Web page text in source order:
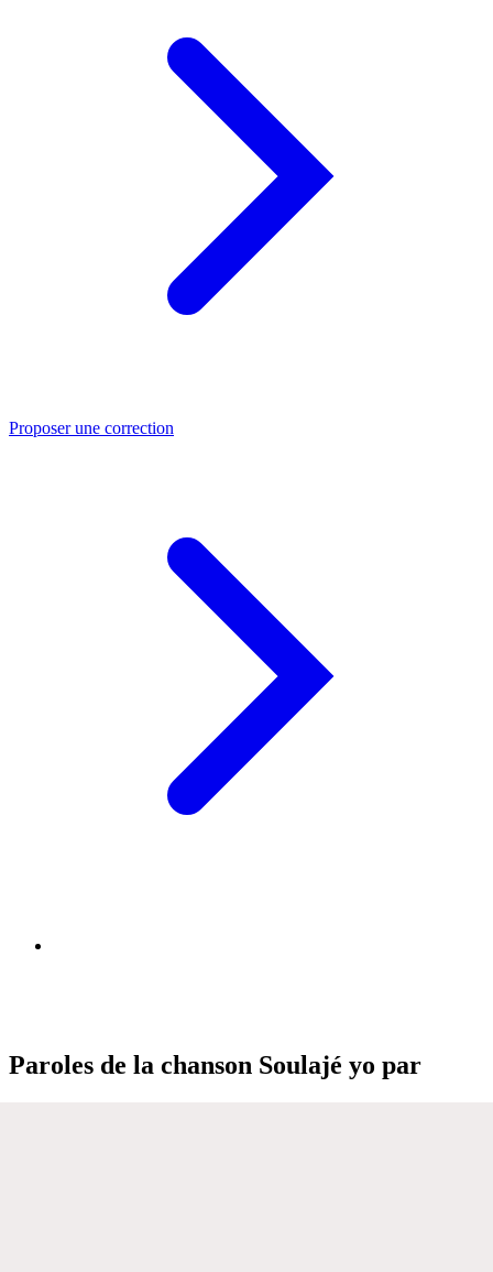
Proposer une correction
Paroles de la chanson Soulajé yo par